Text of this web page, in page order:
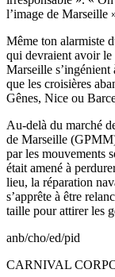
l’image de Marseille
Même ton alarmiste
qui devraient avoir le
Marseille s’ingénient
que les croisières
Gênes, Nice ou
Au-delà du marché
de Marseille
par les mouvements
était amené à
lieu, la réparation
s’apprête à être
taille pour attirer les
anb/cho/ed/pid
CARNIVAL